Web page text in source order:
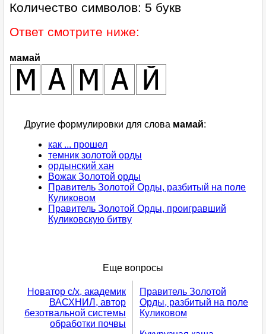
Количество символов: 5 букв
Ответ смотрите ниже:
мамай
Другие формулировки для слова мамай:
как ... прошел
темник золотой орды
ордынский хан
Вожак Золотой орды
Правитель Золотой Орды, разбитый на поле
Куликовом
Правитель Золотой Орды, проигравший
Куликовскую битву
Еще вопросы
Новатор с/х, академик
ВАСХНИЛ, автор
безотвальной системы
обработки почвы
Правитель Золотой
Орды, разбитый на поле
Куликовом